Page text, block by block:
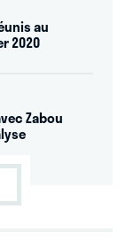
au
2020
Zabou